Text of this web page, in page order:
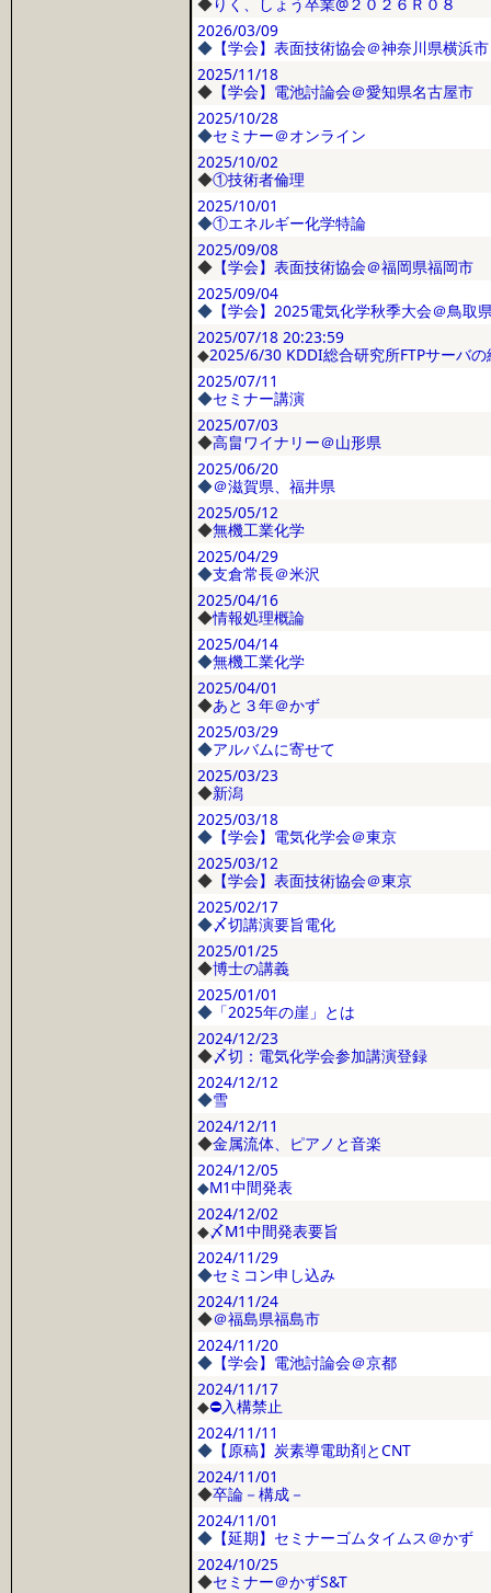
2026/03/09
◆ 【学会】表面技術協会＠神奈川県横浜市
2025/11/18
◆ 【学会】電池討論会＠愛知県名古屋市
2025/10/28
◆セミナー＠オンライン
2025/10/02
◆①技術者倫理
2025/10/01
◆①エネルギー化学特論
2025/09/08
◆ 【学会】表面技術協会＠福岡県福岡市
2025/09/04
◆ 【学会】2025電気化学秋季大会＠鳥取
2025/07/18 20:23:59
◆2025/6/30 KDDI総合研究所FTPサーバの
2025/07/11
◆セミナー講演
2025/07/03
◆高畠ワイナリー＠山形県
2025/06/20
◆＠滋賀県、福井県
2025/05/12
◆無機工業化学
2025/04/29
◆支倉常長＠米沢
2025/04/16
◆情報処理概論
2025/04/14
◆無機工業化学
2025/04/01
◆あと３年＠かず
2025/03/29
◆アルバムに寄せて
2025/03/23
◆新潟
2025/03/18
◆ 【学会】電気化学会＠東京
2025/03/12
◆ 【学会】表面技術協会＠東京
2025/02/17
◆〆切講演要旨電化
2025/01/25
◆博士の講義
2025/01/01
◆ 「2025年の崖」とは
2024/12/23
◆〆切：電気化学会参加講演登録
2024/12/12
◆雪
2024/12/11
◆金属流体、ピアノと音楽
2024/12/05
◆M1中間発表
2024/12/02
◆〆M1中間発表要旨
2024/11/29
◆セミコン申し込み
2024/11/24
◆＠福島県福島市
2024/11/20
◆ 【学会】電池討論会＠京都
2024/11/17
◆⛔入構禁止
2024/11/11
◆ 【原稿】炭素導電助剤とCNT
2024/11/01
◆卒論－構成－
2024/11/01
◆ 【延期】セミナーゴムタイムス＠かず
2024/10/25
◆セミナー＠かずS&T